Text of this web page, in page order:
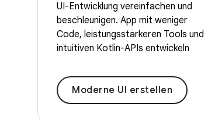
UI-Entwicklung vereinfachen und
beschleunigen. App mit weniger
Code, leistungsstärkeren Tools und
intuitiven Kotlin-APIs entwickeln
Moderne UI erstellen